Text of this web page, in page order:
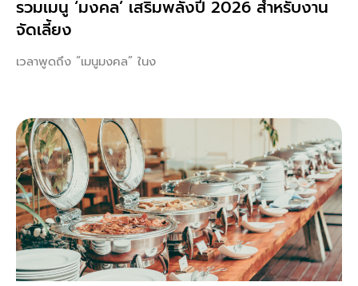
รวมเมนู ‘มงคล’ เสริมพลังปี 2026 สำหรับงาน
จัดเลี้ยง
เวลาพูดถึง “เมนูมงคล” ในง